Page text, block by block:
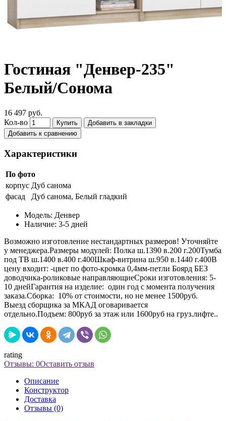
Гостиная "Денвер-235"
Белый/Сонома
16 497 руб.
Кол-во
Купить
Добавить в закладки
Добавить к сравнению
Характеристики
По фото
корпус Дуб санома
фасад
Дуб санома, Белый гладкий
Модель: Денвер
Наличие: 3-5 дней
Возможно изготовление нестандартных размеров! Уточняйте
у менеджера.Размеры модулей: Полка ш.1390 в.200 г.200Тумба
под ТВ ш.1400 в.400 г.400Шкаф-витрина ш.950 в.1440 г.400В
цену входит: -цвет по фото-кромка 0,4мм-петли Боярд БЕЗ
доводчика-роликовые направляющиеСроки изготовления: 5-
10 днейГарантия на изделие: один год с момента получения
заказа.Сборка: 10% от стоимости, но не менее 1500руб.
Выезд сборщика за МКАД оговаривается
отдельно.Подъем: 800руб за этаж или 1600руб на груз.лифте..
rating
Отзывы: 0Оставить отзыв
Описание
Конструктор
Доставка
Отзывы (0)